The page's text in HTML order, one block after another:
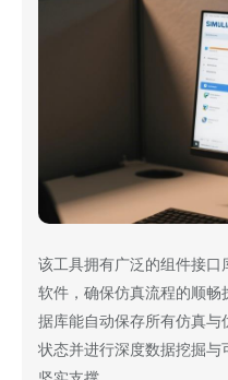
该工具拥有广泛的组件接
软件，确保仿真流程的顺畅
据库能自动保存所有仿真
状态并进行深度数据挖掘